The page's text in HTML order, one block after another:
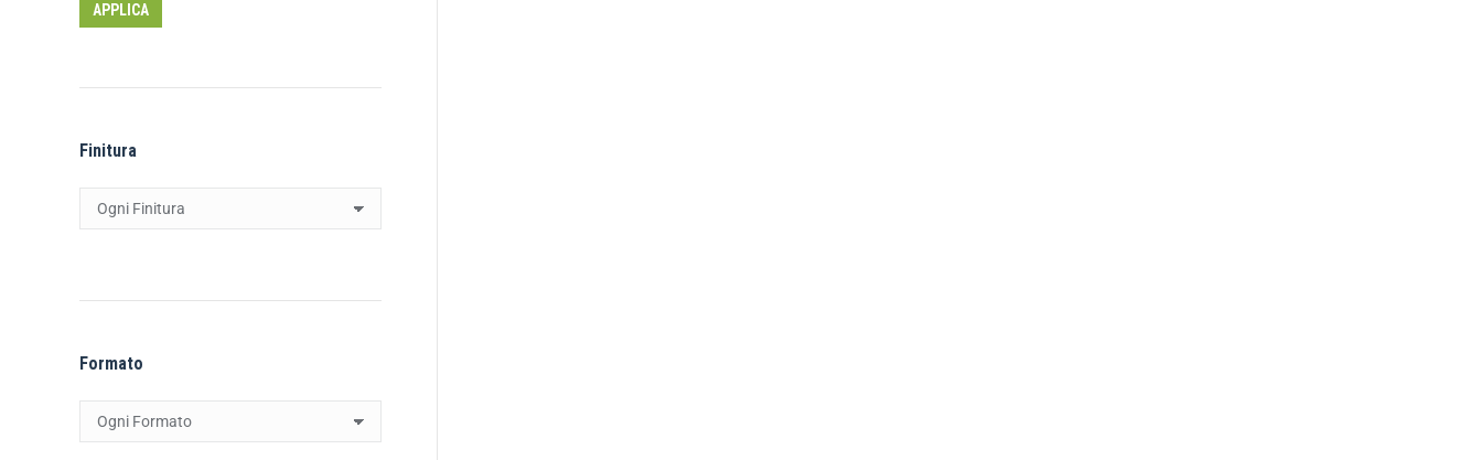
APPLICA
Finitura
Formato